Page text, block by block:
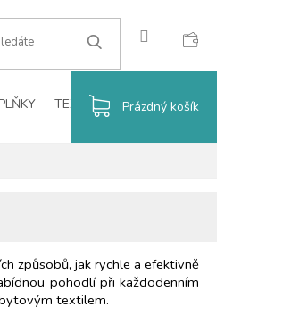
CZK
HLEDAT
NÁKUPNÍ
Prázdný košík
TEXTIL VÁNOCE BLOG
způsobů, jak rychle a efektivně
pohodlí při každodenním
textilem.